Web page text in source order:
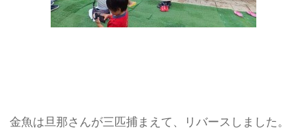
金魚は旦那さんが三匹捕まえて、リバースしました。